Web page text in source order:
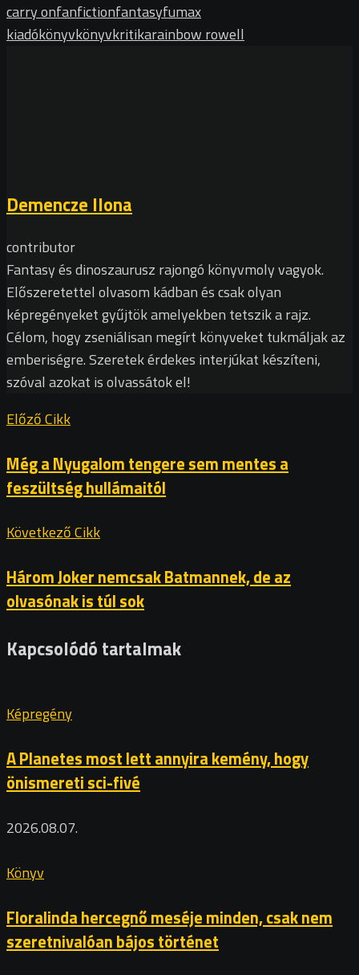
carry onfanfictionfantasyfumax
kiadókönyvkönyvkritikarainbow rowell
Demencze Ilona
contributor
Fantasy és dinoszaurusz rajongó könyvmoly vagyok.
Előszeretettel olvasom kádban és csak olyan
képregényeket gyűjtök amelyekben tetszik a rajz.
Célom, hogy zseniálisan megírt könyveket tukmáljak az
emberiségre. Szeretek érdekes interjúkat készíteni,
szóval azokat is olvassátok el!
Előző Cikk
Még a Nyugalom tengere sem mentes a
feszültség hullámaitól
Következő Cikk
Három Joker nemcsak Batmannek, de az
olvasónak is túl sok
Kapcsolódó tartalmak
Képregény
A Planetes most lett annyira kemény, hogy
önismereti sci-fivé
2026.08.07.
Könyv
Floralinda hercegnő meséje minden, csak nem
szeretnivalóan bájos történet